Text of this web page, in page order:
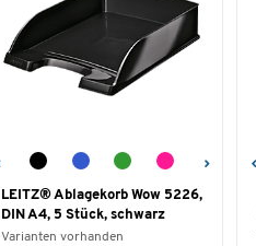
LEITZ® Ablagekorb Wow 5226,
DIN A4, 5 Stück, schwarz
Varianten vorhanden